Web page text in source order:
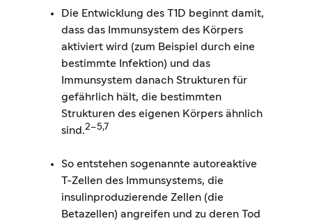
Die Entwicklung des T1D beginnt damit,
dass das Immunsystem des Körpers
aktiviert wird (zum Beispiel durch eine
bestimmte Infektion) und das
Immunsystem danach Strukturen für
gefährlich hält, die bestimmten
Strukturen des eigenen Körpers ähnlich
sind.2–5,7
So entstehen sogenannte autoreaktive
T-Zellen des Immunsystems, die
insulinproduzierende Zellen (die
Betazellen) angreifen und zu deren Tod